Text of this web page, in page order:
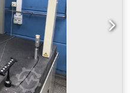
5 Broj osi: 6 Željena
mm Željena
Težina ruke: 8 kg Set
3 mm, 6 mm i s
- Konstrukcija s
vlakana omogućuje
R Uepfx Aa Dsha -